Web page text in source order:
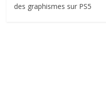
des graphismes sur PS5